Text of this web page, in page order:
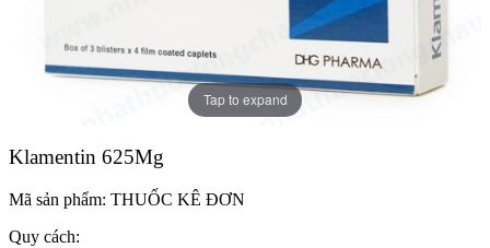
Tap to expand
Klamentin 625Mg
Mã sản phẩm: THUỐC KÊ ĐƠN
Quy cách: